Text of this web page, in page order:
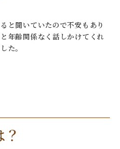
と聞いていたので不安もあり
年齢関係なく話しかけてくれ
た。